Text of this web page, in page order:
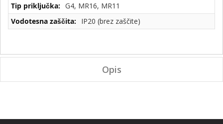
G4, MR16, MR11
IP20 (brez zaščite)
Opis